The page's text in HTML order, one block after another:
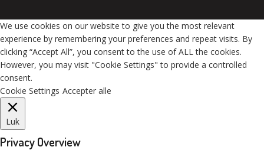
We use cookies on our website to give you the most relevant
experience by remembering your preferences and repeat visits. By
clicking “Accept All”, you consent to the use of ALL the cookies.
However, you may visit "Cookie Settings" to provide a controlled
consent.
Cookie Settings Accepter alle
Luk
Privacy Overview